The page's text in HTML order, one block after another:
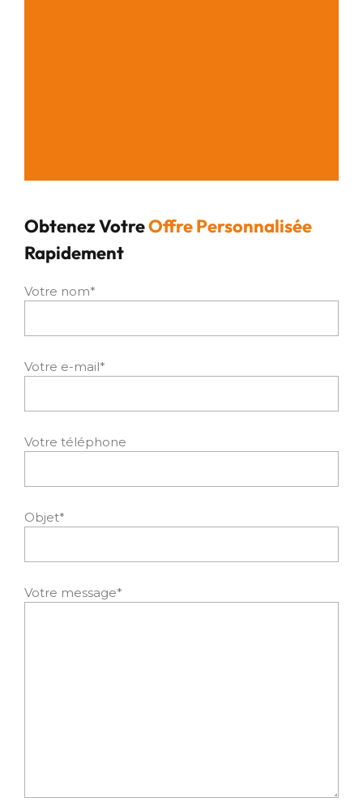
Obtenez VotreOffre Personnalisée
Rapidement
Votre nom*
Votre e-mail*
Votre téléphone
Objet*
Votre message*